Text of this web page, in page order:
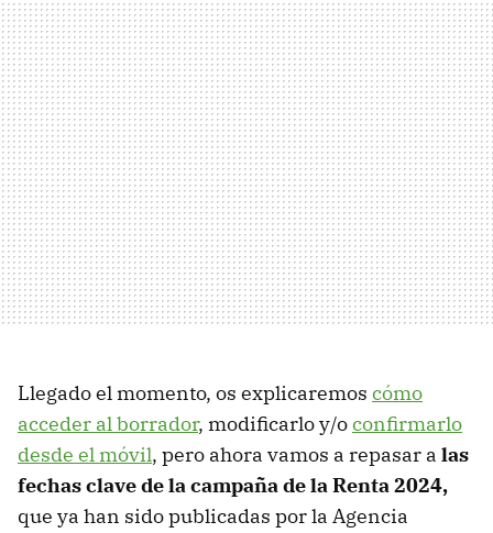
Llegado el momento, os explicaremos cómo
acceder al borrador, modificarlo y/oconfirmarlo
desde el móvil, pero ahora vamos a repasar a las
fechas clave de la campaña de la Renta 2024,
que ya han sido publicadas por la Agencia